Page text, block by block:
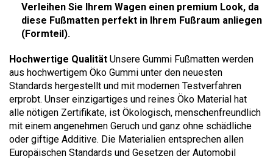
Verleihen Sie Ihrem Wagen einen premium Look, da
diese Fußmatten perfekt in Ihrem Fußraum anliegen
(Formteil).
Hochwertige Qualität Unsere Gummi Fußmatten werden
aus hochwertigem Öko Gummi unter den neuesten
Standards hergestellt und mit modernen Testverfahren
erprobt. Unser einzigartiges und reines Öko Material hat
alle nötigen Zertifikate, ist Ökologisch, menschenfreundlich
mit einem angenehmen Geruch und ganz ohne schädliche
oder giftige Additive. Die Materialien entsprechen allen
Europäischen Standards und Gesetzen der Automobil